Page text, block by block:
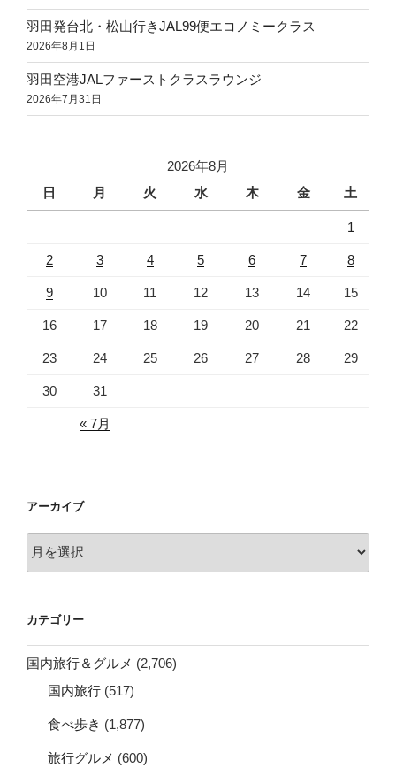
羽田発台北・松山行きJAL99便エコノミークラス
2026年8月1日
羽田空港JALファーストクラスラウンジ
2026年7月31日
2026年8月
日
月 火 水 木 金 土
1
2 3 4 5 6 7 8
9 10 11 12 13 14 15
16 17 18 19 20 21 22
23 24 25 26 27 28 29
30 31
« 7月
アーカイブ
ー
ブ
カテゴリー
国内旅行＆グルメ (2,706)
国内旅行 (517)
食べ歩き (1,877)
旅行グルメ (600)